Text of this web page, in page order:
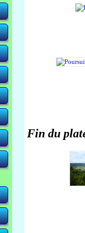
Fin du